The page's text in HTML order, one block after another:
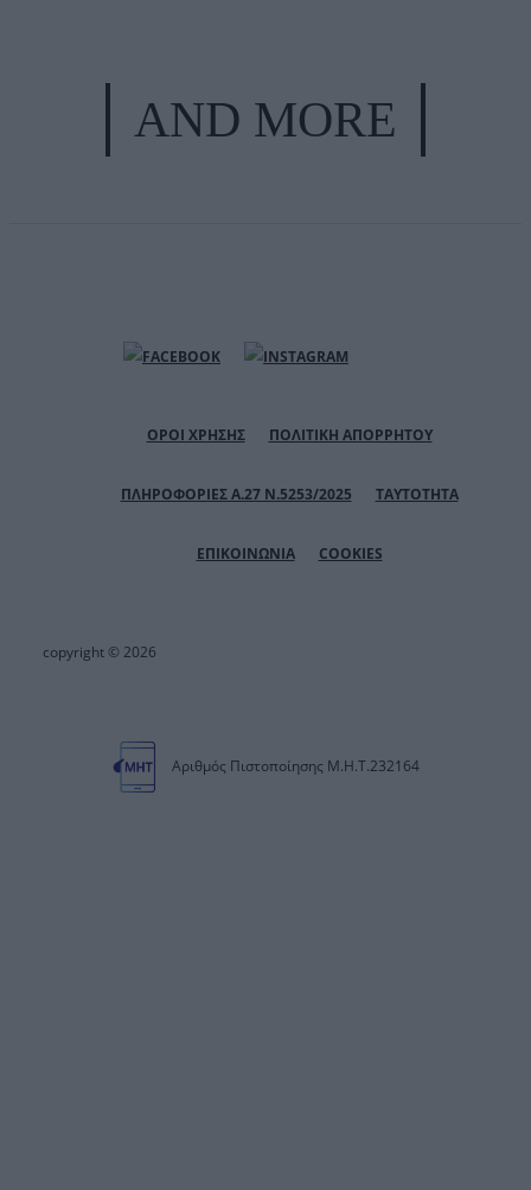
AND MORE
ΟΡΟΙ ΧΡΗΣΗΣ ΠΟΛΙΤΙΚΗ ΑΠΟΡΡΗΤΟΥ
ΠΛΗΡΟΦΟΡΙΕΣ Α.27 Ν.5253/2025 ΤΑΥΤΟΤΗΤΑ
ΕΠΙΚΟΙΝΩΝΙΑ COOKIES
copyright © 2026
Αριθμός Πιστοποίησης Μ.Η.Τ.232164